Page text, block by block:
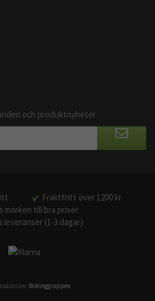
och produktnyheter
Fraktfritt över 1200 kr
märken till bra priser
leveranser (1-3 dagar)
Wikinggruppen